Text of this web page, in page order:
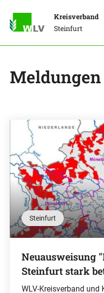
Kreisverband
Steinfurt
Meldungen
Steinfurt
Neuausweisung
Steinfurt stark
WLV-Kreisverband und